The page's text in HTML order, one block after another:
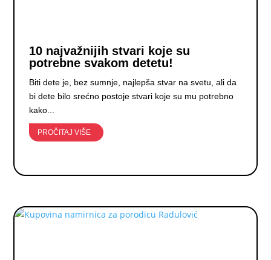
10 najvažnijih stvari koje su
potrebne svakom detetu!
Biti dete je, bez sumnje, najlepša stvar na svetu, ali da
bi dete bilo srećno postoje stvari koje su mu potrebno
kako...
PROČITAJ VIŠE